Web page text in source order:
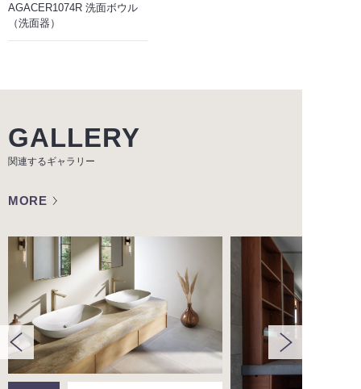
AGACER1074R 洗面ボウル
（洗面器）
GALLERY
関連するギャラリー
MORE